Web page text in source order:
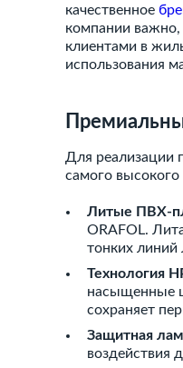
качественное
компании важно,
клиентами в
использования
Для реализации
самого
Литые ПВХ-
ORAFOL.
тонких линий
Технология
насыщенные
сохраняет
Защитная
воздействия